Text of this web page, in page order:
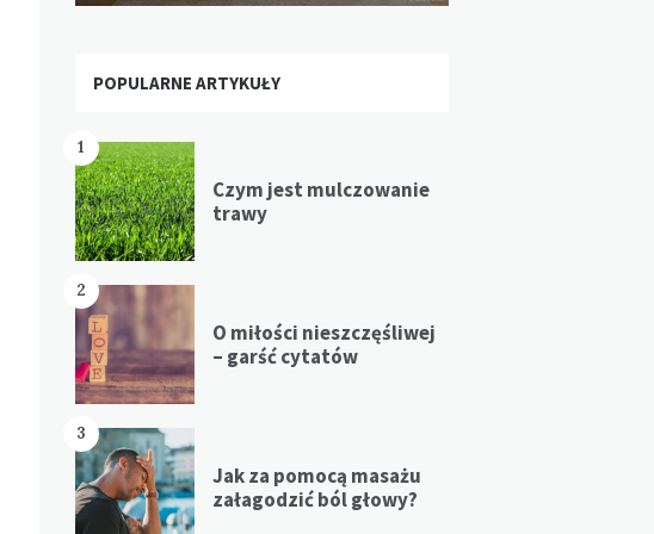
POPULARNE ARTYKUŁY
1
Czym jest mulczowanie
trawy
2
O miłości nieszczęśliwej
– garść cytatów
3
Jak za pomocą masażu
załagodzić ból głowy?